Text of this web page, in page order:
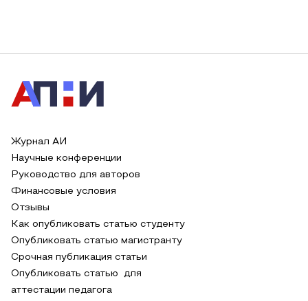
Журнал АИ
Научные конференции
Руководство для авторов
Финансовые условия
Отзывы
Как опубликовать статью студенту
Опубликовать статью магистранту
Срочная публикация статьи
Опубликовать статью для
аттестации педагога